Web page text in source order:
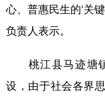
心、普惠民生的‘关
负责人表示。
桃江县马迹塘镇
设，由于社会各界